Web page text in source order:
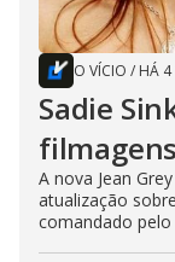
O VÍCIO / HÁ 4
Sadie
A nova Jean
atualização
comandado pelo